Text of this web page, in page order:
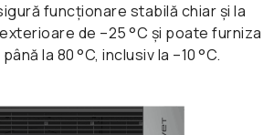
funcționare stabilă chiar și la
de –25 °C și poate furniza
la 80 °C, inclusiv la –10 °C.